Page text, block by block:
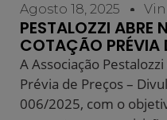
Agosto 18, 2025
PESTALOZZI ABRE
COTAÇÃO PRÉVIA
A Associação
Prévia de Preços –
006/2025, com o